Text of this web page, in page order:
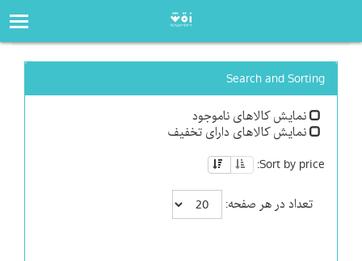
Search and Sorting
نمایش کالاهای ناموجود
نمایش کالاهای دارای تخفیف
Sort by price:
تعداد در هر صفحه: